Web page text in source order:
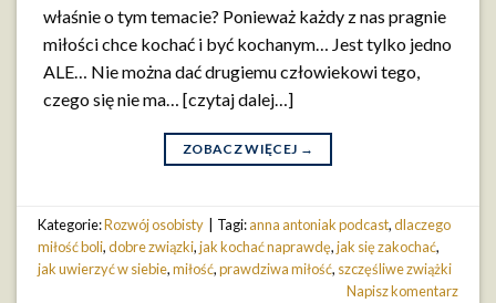
właśnie o tym temacie? Ponieważ każdy z nas pragnie
miłości chce kochać i być kochanym… Jest tylko jedno
ALE… Nie można dać drugiemu człowiekowi tego,
czego się nie ma… [czytaj dalej…]
ZOBACZ WIĘCEJ →
Kategorie:Rozwój osobisty Tagi:anna antoniak podcast,dlaczego
miłość boli,dobre związki,jak kochać naprawdę,jak się zakochać,
jak uwierzyć w siebie,miłość,prawdziwa miłość, szczęśliwe zwiążki
Napisz komentarz